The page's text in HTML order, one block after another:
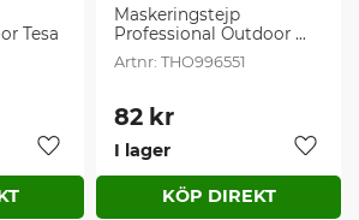
Tesa
Lägg till i favoriter
st/frp)
Maskeringstejp
Professional Outdoor
Tesa
THO996551
82 kr
Lägg
I lager